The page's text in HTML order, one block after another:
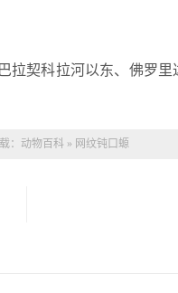
拉契科拉河以东、佛罗
： 动物百科 » 网纹钝口螈